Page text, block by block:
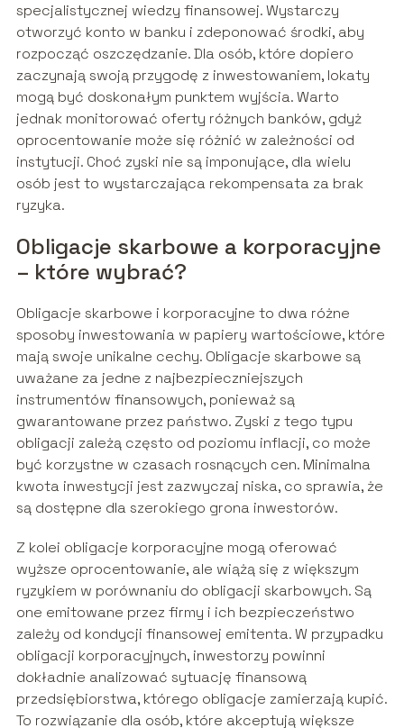
specjalistycznej wiedzy finansowej. Wystarczy
otworzyć konto w banku i zdeponować środki, aby
rozpocząć oszczędzanie. Dla osób, które dopiero
zaczynają swoją przygodę z inwestowaniem, lokaty
mogą być doskonałym punktem wyjścia. Warto
jednak monitorować oferty różnych banków, gdyż
oprocentowanie może się różnić w zależności od
instytucji. Choć zyski nie są imponujące, dla wielu
osób jest to wystarczająca rekompensata za brak
ryzyka.
Obligacje skarbowe a korporacyjne
– które wybrać?
Obligacje skarbowe i korporacyjne to dwa różne
sposoby inwestowania w papiery wartościowe, które
mają swoje unikalne cechy. Obligacje skarbowe są
uważane za jedne z najbezpieczniejszych
instrumentów finansowych, ponieważ są
gwarantowane przez państwo. Zyski z tego typu
obligacji zależą często od poziomu inflacji, co może
być korzystne w czasach rosnących cen. Minimalna
kwota inwestycji jest zazwyczaj niska, co sprawia, że
są dostępne dla szerokiego grona inwestorów.
Z kolei obligacje korporacyjne mogą oferować
wyższe oprocentowanie, ale wiążą się z większym
ryzykiem w porównaniu do obligacji skarbowych. Są
one emitowane przez firmy i ich bezpieczeństwo
zależy od kondycji finansowej emitenta. W przypadku
obligacji korporacyjnych, inwestorzy powinni
dokładnie analizować sytuację finansową
przedsiębiorstwa, którego obligacje zamierzają kupić.
To rozwiązanie dla osób, które akceptują większe